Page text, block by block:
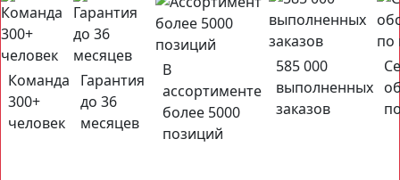
Команда
300+
человек
Гарантия
до 36
месяцев
В
ассортименте
более 5000
позиций
585 000
выполненных
заказов